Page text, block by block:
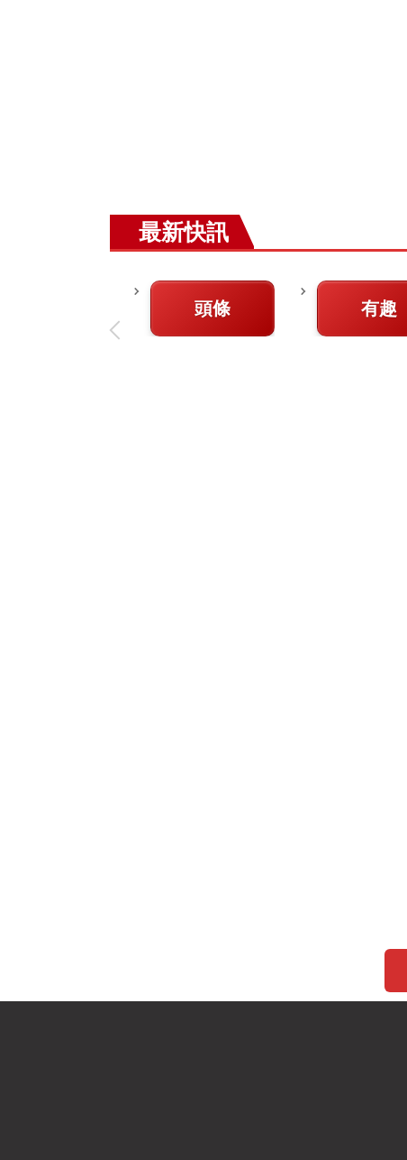
最新快訊
頭條 有趣